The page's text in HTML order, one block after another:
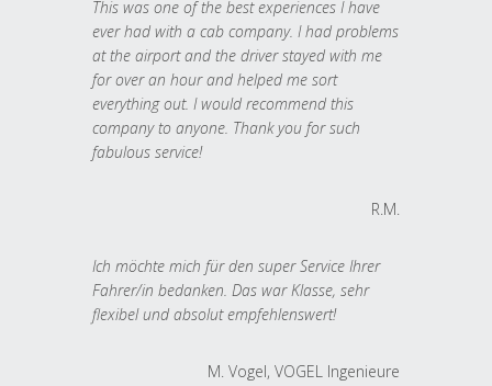
This was one of the best experiences I have
ever had with a cab company. I had problems
at the airport and the driver stayed with me
for over an hour and helped me sort
everything out. I would recommend this
company to anyone. Thank you for such
fabulous service!
R.M.
Ich möchte mich für den super Service Ihrer
Fahrer/in bedanken. Das war Klasse, sehr
flexibel und absolut empfehlenswert!
M. Vogel, VOGEL Ingenieure